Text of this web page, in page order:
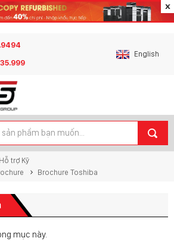
English
Hỗ trợ Kỹ
Brochure Toshiba
mục này.